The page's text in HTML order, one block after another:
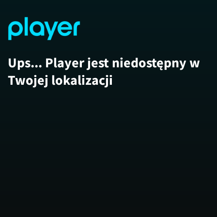
Ups... Player jest niedostępny w
Twojej lokalizacji